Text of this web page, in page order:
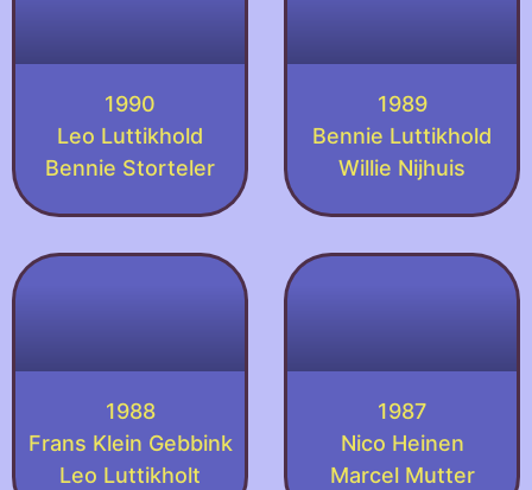
1990
Leo Luttikhold
Bennie Storteler
1989
Bennie Luttikhold
Willie Nijhuis
1988
Frans Klein Gebbink
Leo Luttikholt
1987
Nico Heinen
Marcel Mutter